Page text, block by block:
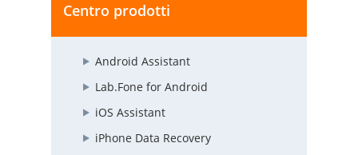
Centro prodotti
Android Assistant
Lab.Fone for Android
iOS Assistant
iPhone Data Recovery